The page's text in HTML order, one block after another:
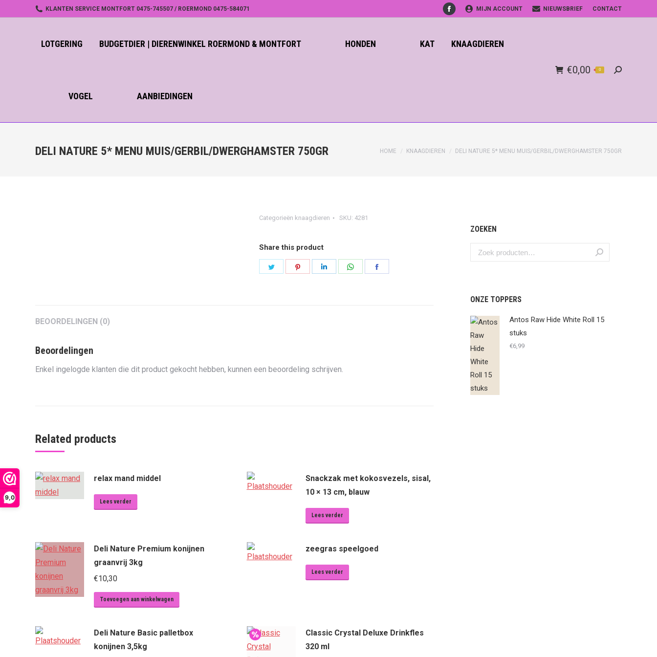
9,0
KLANTEN SERVICE MONTFORT 0475-745507 / ROERMOND 0475-584071
Facebook
MIJN ACCOUNT NIEUWSBRIEF CONTACT
LOTGERING BUDGETDIER | DIERENWINKEL ROERMOND & MONTFORT HONDEN KAT KNAAGDIEREN
VOGEL AANBIEDINGEN
€0,00 0 Search:
DELI NATURE 5* MENU MUIS/GERBIL/DWERGHAMSTER 750GR HOME KNAAGDIEREN DELI NATURE 5* MENU MUIS/GERBIL/DWERGHAMSTER 750GR
Categorieën knaagdieren SKU: 4281
Share this product
Share
Share
BEOORDELINGEN (0)
Beoordelingen
Enkel ingelogde klanten die dit product gekocht hebben, kunnen een beoordeling schrijven.
Related products
relax mand middel
Lees verder
Snackzak met kokosvezels, sisal,
10 × 13 cm, blauw
Lees verder
Deli Nature Premium konijnen
graanvrij 3kg
€10,30
Toevoegen aan winkelwagen
zeegras speelgoed
Lees verder
Deli Nature Basic palletbox
konijnen 3,5kg
Classic Crystal Deluxe Drinkfles
320 ml
ZOEKEN
ONZE TOPPERS
Antos Raw Hide White Roll 15
stuks
€6,99